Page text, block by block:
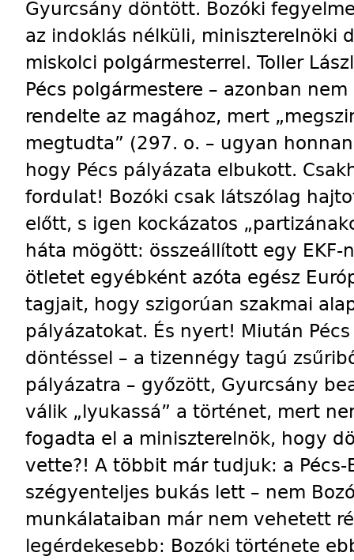
Gyurcsány döntött. Bozóki
az indoklás nélküli, miniszterelnöki
miskolci polgármesterrel. Toller
Pécs polgármestere – azonban
rendelte az magához, mert
megtudta” (297. o. – ugyan
hogy Pécs pályázata elbukott.
fordulat! Bozóki csak látszólag
előtt, s igen kockázatos
háta mögött: összeállított egy EKF-
ötletet egyébként azóta egész
tagjait, hogy szigorúan szakmai
pályázatokat. És nyert! Miután
döntéssel – a tizennégy tagú
pályázatra – győzött, Gyurcsány
válik „lyukassá” a történet, mert
fogadta el a miniszterelnök, hogy
vette?! A többit már tudjuk: a Pécs-
szégyenteljes bukás lett – nem
munkálataiban már nem vehetett
legérdekesebb: Bozóki története